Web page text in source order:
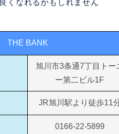
くなれるかもしれません
THE BANK
旭川市3条通7丁目トー
ー第二ビル1F
JR旭川駅より徒歩11
0166-22-5899